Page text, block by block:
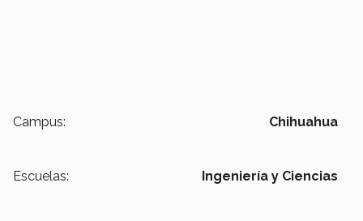
Campus: Chihuahua
Escuelas: Ingeniería y Ciencias